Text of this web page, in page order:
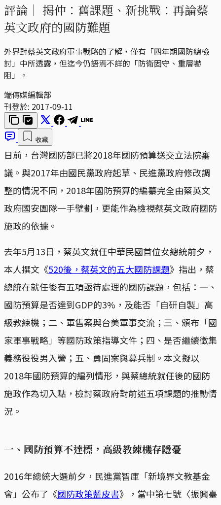
評論｜ 揭仲：舊課題、新挑戰：再論蔡
英文政府的國防難題
外界對蔡英文政府軍事戰略的了解，僅有「四年期國防總檢
討」中所透露，但迄今仍語焉不詳的「防衛固守、重層嚇
阻」。
端傳媒編輯部
刊登於: 2017-09-11
收藏
日前，台灣國防部已將2018年國防預算送交立法院審
議。與2017年由國民黨政府起草、民進黨政府修改調
整的情況不同，2018年國防預算的編纂完全由蔡英文
政府國安團隊一手擘劃，更能作為檢視蔡英文政府國防
施政的依據。
去年5月13日，蔡英文就任中華民國首位女總統前夕，
本人撰文《520後，蔡英文的五大國防課題》指出，蔡
總統在就任後有五項亟待處理的國防課題，包括：一、
國防預算是否達到GDP的3%，及能否「自研自製」高
級教練機；二、軍售案與台美軍事交流；三、頒布「國
家軍事戰略」等國防政策指導文件；四、是否繼續徵集
義務役役男入營；五、勇固案與募兵制。本文擬以
2018年國防預算的編列情形，與蔡總統就任後的國防
施政作為切入點，檢討蔡政府對前述五項課題的推動情
況。
一、國防預算不達標，高級教練機存隱憂
2016年總統大選前夕，民進黨智庫「新境界文教基金
會」公布了《國防政策藍皮書》，當中第七號〈振興臺